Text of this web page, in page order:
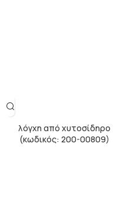
λόγχη από χυτοσίδηρο
(κωδικός: 200-00809)